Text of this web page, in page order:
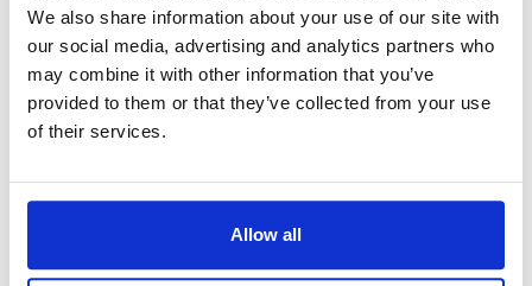
We also share information about your use of our site with
our social media, advertising and analytics partners who
may combine it with other information that you’ve
provided to them or that they’ve collected from your use
of their services.
Allow all
CE cat. Truck Driver – Distribution &
Logistics (with own car) (€800 - €1000 net
per week) u Nizozemskoj
Netherlands, Netherlands
Available positions:4/4
Order Picker/EPT driver (food freezer)